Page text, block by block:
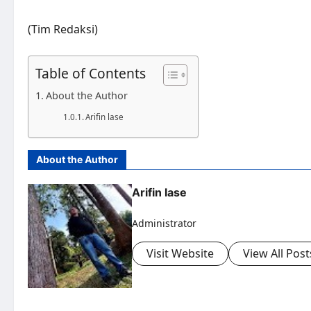
(Tim Redaksi)
Table of Contents
About the Author
Arifin lase
About the Author
Arifin lase
Administrator
Visit Website View All